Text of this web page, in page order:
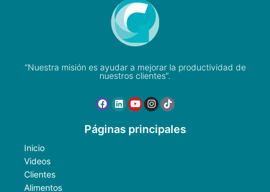
“Nuestra misión es ayudar a mejorar la productividad de
nuestros clientes”.
Páginas principales
Inicio
Videos
Clientes
Alimentos